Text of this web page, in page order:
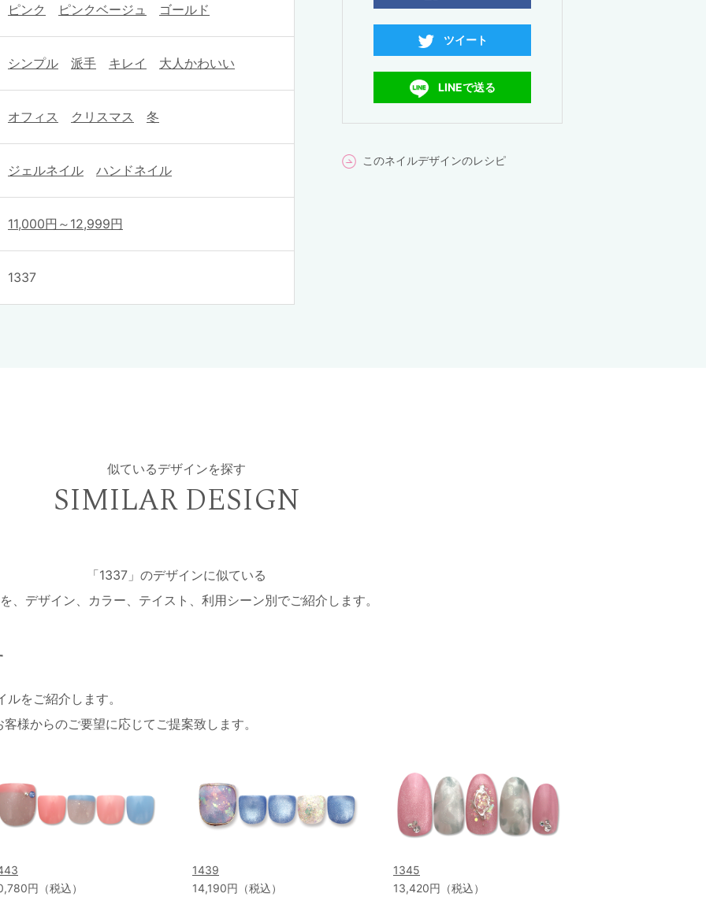
ピンク ピンクベージュ ゴールド
シンプル 派手 キレイ 大人かわいい
オフィス クリスマス 冬
ジェルネイル ハンドネイル
11,000円～12,999円
1337
ツイート
LINEで送る
このネイルデザインのレシピ
似ているデザインを探す
SIMILAR DESIGN
「1337」のデザインに似ている
、デザイン、カラー、テイスト、利用シーン別でご紹介します。
をご紹介します。
様からのご要望に応じてご提案致します。
円（税込）
1439
14,190円（税込）
1345
13,420円（税込）